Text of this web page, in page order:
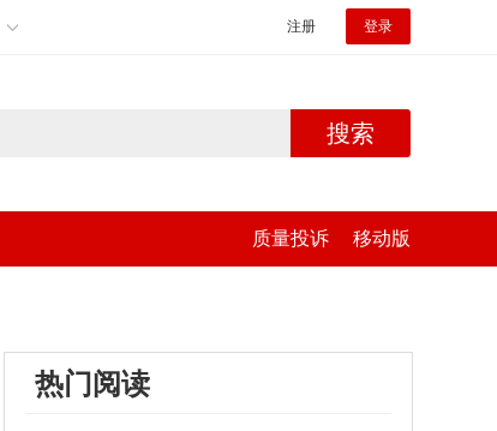
注册 登录
搜索
质量投诉 移动版
热门阅读